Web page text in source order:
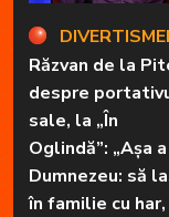
Răzvan de la
despre
sale, la „În
Oglindă”: „Așa
Dumnezeu: să
în familie cu